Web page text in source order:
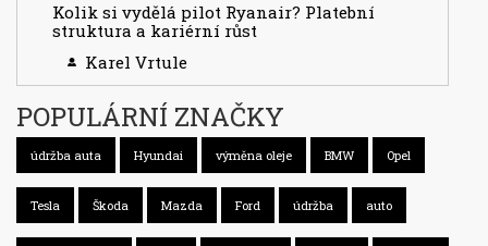
Kolik si vydělá pilot Ryanair? Platební
struktura a kariérní růst
Karel Vrtule
POPULÁRNÍ ZNAČKY
údržba auta Hyundai výměna oleje BMW Opel
Tesla Škoda Mazda Ford údržba auto